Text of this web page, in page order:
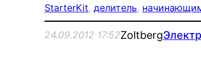
StarterKit, делитель,
24.09.2012 17:52Zoltberg